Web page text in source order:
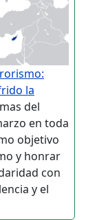
la
del
en toda
objetivo
y honrar
con
y el